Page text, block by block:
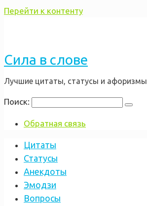
Перейти к контенту
Сила в слове
Лучшие цитаты, статусы и афоризмы
Поиск:
Обратная связь
Цитаты
Статусы
Анекдоты
Эмодзи
Вопросы